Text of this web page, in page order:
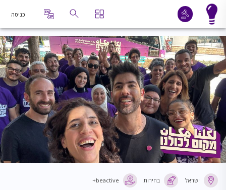
כניסה
ישראל בחירות beactive+